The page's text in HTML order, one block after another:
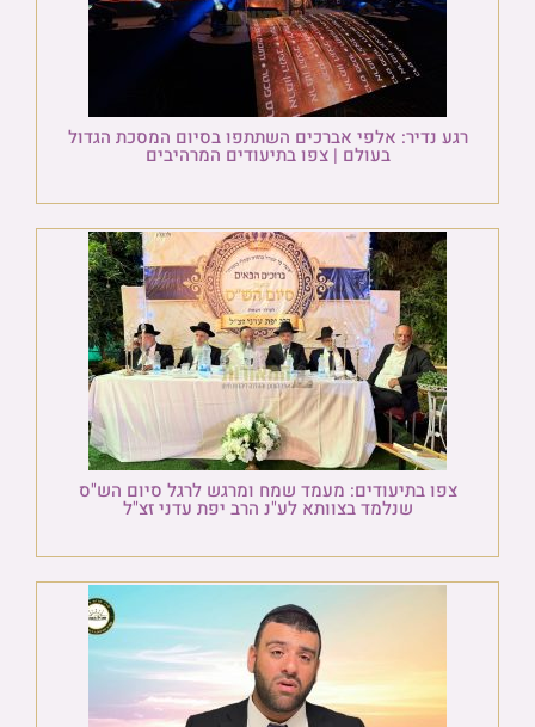
רגע נדיר: אלפי אברכים השתתפו בסיום המסכת הגדול
בעולם | צפו בתיעודים המרהיבים
צפו בתיעודים: מעמד שמח ומרגש לרגל סיום הש"ס
שנלמד בצוותא לע"נ הרב יפת עדני זצ"ל